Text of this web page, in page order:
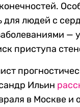
для людей с
—
приступа
Ильин
в Москве и